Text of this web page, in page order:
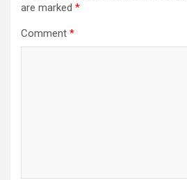
are marked *
Comment *